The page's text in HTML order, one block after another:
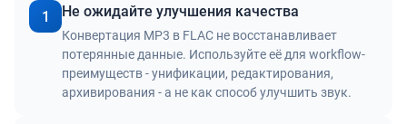
1 Не ожидайте улучшения качества
Конвертация MP3 в FLAC не восстанавливает
потерянные данные. Используйте её для workflow-
преимуществ - унификации, редактирования,
архивирования - а не как способ улучшить звук.